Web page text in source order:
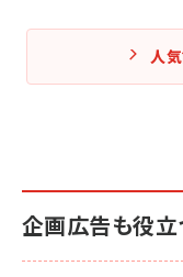
人
企画広告も役立